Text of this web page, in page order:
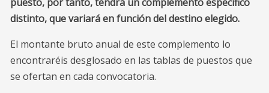
puesto, por tanto, tendrá un complemento específico
distinto, que variará en función del destino elegido.
El montante bruto anual de este complemento lo
encontraréis desglosado en las tablas de puestos que
se ofertan en cada convocatoria.